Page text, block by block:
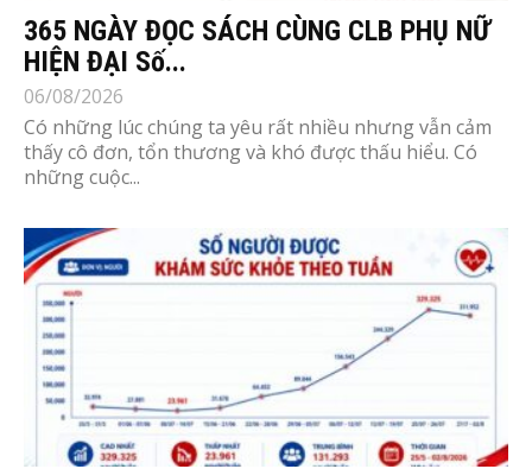
365 NGÀY ĐỌC SÁCH CÙNG CLB PHỤ NỮ
HIỆN ĐẠI Số...
06/08/2026
Có những lúc chúng ta yêu rất nhiều nhưng vẫn cảm
thấy cô đơn, tổn thương và khó được thấu hiểu. Có
những cuộc...